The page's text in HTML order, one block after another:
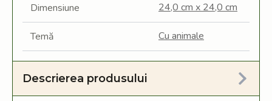
Dimensiune 24,0 cm x 24,0 cm
Temă Cu animale
Descrierea produsului